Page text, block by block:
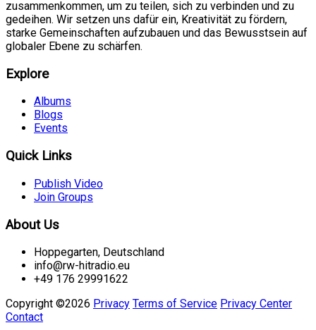
zusammenkommen, um zu teilen, sich zu verbinden und zu
gedeihen. Wir setzen uns dafür ein, Kreativität zu fördern,
starke Gemeinschaften aufzubauen und das Bewusstsein auf
globaler Ebene zu schärfen.
Explore
Albums
Blogs
Events
Quick Links
Publish Video
Join Groups
About Us
Hoppegarten, Deutschland
info@rw-hitradio.eu
+49 176 29991622
Copyright ©2026 Privacy Terms of Service Privacy Center
Contact